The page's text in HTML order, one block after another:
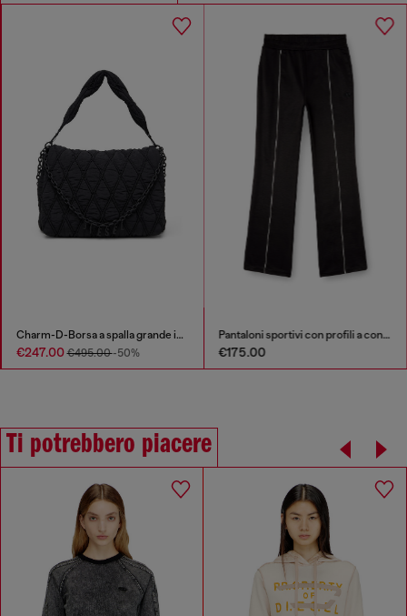
Charm-D-Borsa a spalla grande in nylon trapuntato
€247.00€495.00-50%
Pantaloni sportivi con profili a contrasto
€175.00
Ti potrebbero piacere